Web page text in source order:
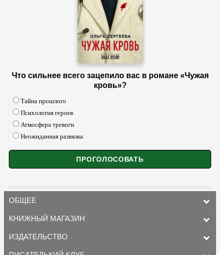
Что сильнее всего зацепило вас в романе «Чужая
кровь»?
Тайна прошлого
Психология героев
Атмосфера тревоги
Неожиданная развязка
ОБЩЕЕ
КНИЖНЫЙ МАГАЗИН
ИЗДАТЕЛЬСТВО